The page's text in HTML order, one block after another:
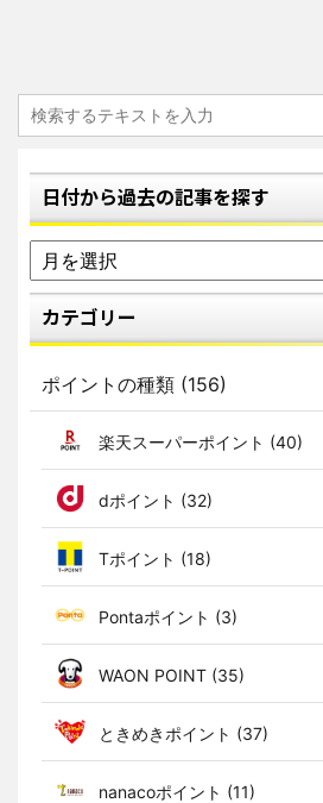
日付から過去の記事を探す
カテゴリー
ポイントの種類 (156)
楽天スーパーポイント (40)
dポイント (32)
Tポイント (18)
Pontaポイント (3)
WAON POINT (35)
ときめきポイント (37)
nanacoポイント (11)